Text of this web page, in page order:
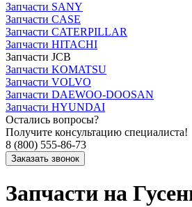
Запчасти SANY
Запчасти CASE
Запчасти CATERPILLAR
Запчасти HITACHI
Запчасти JCB
Запчасти KOMATSU
Запчасти VOLVO
Запчасти DAEWOO-DOOSAN
Запчасти HYUNDAI
Остались вопросы?
Получите консультацию специалиста!
8 (800) 555-86-73
Запчасти на